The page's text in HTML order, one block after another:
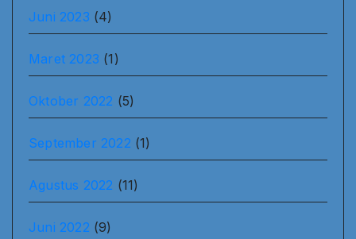
Juni 2023 (4)
Maret 2023 (1)
Oktober 2022 (5)
September 2022 (1)
Agustus 2022 (11)
Juni 2022 (9)